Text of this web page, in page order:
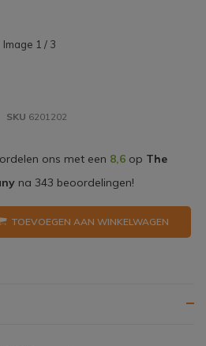
Image 1 / 3
SKU 6201202
ons met een 8,6op The
na 343 beoordelingen!
TOEVOEGEN AAN WINKELWAGEN
150,- (NL)